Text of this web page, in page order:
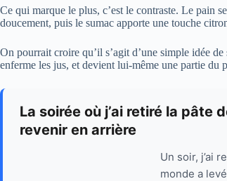
Ce qui marque le plus, c’est le contraste. Le pain
doucement, puis le sumac apporte une touche
On pourrait croire qu’il s’agit d’une simple idée
enferme les jus, et devient lui-même une partie du
La soirée où j’ai retiré la pâte
revenir en arrière
Un soir, j’ai
monde a